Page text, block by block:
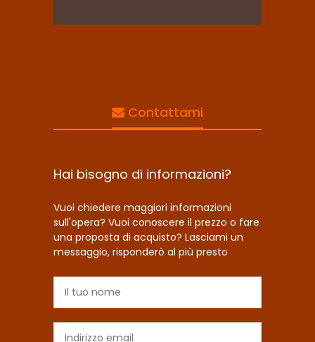
Contattami
Hai bisogno di informazioni?
Vuoi chiedere maggiori informazioni
sull'opera? Vuoi conoscere il prezzo o fare
una proposta di acquisto? Lasciami un
messaggio, risponderò al più presto